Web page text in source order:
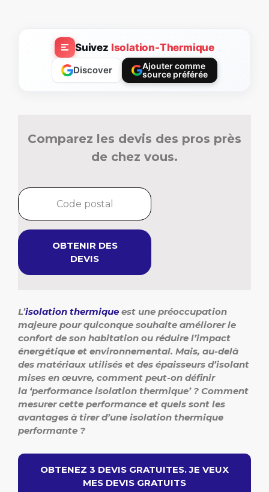
Suivez Isolation-Thermique
Discover
Ajouter comme
source préférée
Comparez les devis des pros près
de chez vous.
OBTENIR DES
DEVIS
L’isolation thermique est une préoccupation
majeure pour quiconque souhaite améliorer le
confort de son habitation ou réduire l’impact
énergétique et environnemental. Mais, au-delà
des matériaux utilisés et des épaisseurs d’isolant
mises en œuvre, comment peut-on définir
la ‘performance isolation thermique’ ? Comment
mesurer cette performance et quels sont les
avantages à tirer d’une isolation thermique
performante ?
OBTENEZ 3 DEVIS GRATUITES. JE VEUX
MES DEVIS GRATUITS